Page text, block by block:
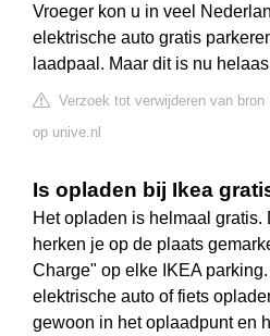
Vroeger kon u in veel
elektrische auto gratis
laadpaal. Maar dit is nu
Verzoek tot verwijderen van bron
op unive.nl
Is opladen bij Ikea
Het opladen is helmaal gratis.
herken je op de plaats
Charge" op elke IKEA
elektrische auto of fiets
gewoon in het oplaadpunt en